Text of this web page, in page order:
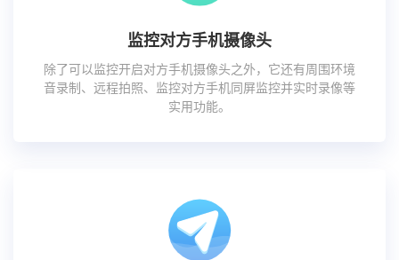
监控对方手机摄像头
除了可以监控开启对方手机摄像头之外，它还有周围环境
音录制、远程拍照、监控对方手机同屏监控并实时录像等
实用功能。